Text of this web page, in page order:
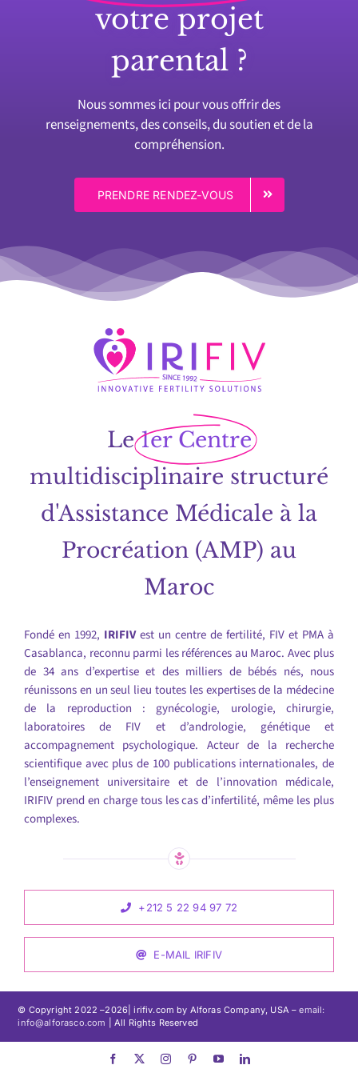
votre projet
parental ?
Nous sommes ici pour vous offrir des
renseignements, des conseils, du soutien et de la
compréhension.
PRENDRE RENDEZ-VOUS
Le 1er Centre
multidisciplinaire structuré
d'Assistance Médicale à la
Procréation (AMP) au
Maroc
Fondé en 1992, IRIFIVest un centre de fertilité, FIV et PMA à
Casablanca, reconnu parmi les références au Maroc. Avec plus
de 34 ans d’expertise et des milliers de bébés nés, nous
réunissons en un seul lieu toutes les expertises de la médecine
de la reproduction : gynécologie, urologie, chirurgie,
laboratoires de FIV et d’andrologie, génétique et
accompagnement psychologique. Acteur de la recherche
scientifique avec plus de 100 publications internationales, de
l’enseignement universitaire et de l’innovation médicale,
IRIFIV prend en charge tous les cas d’infertilité, même les plus
complexes.
+212 5 22 94 97 72
E-MAIL IRIFIV
© Copyright 2022 –2026| irifiv.com by Alforas Company, USA –email:
info@alforasco.com | All Rights Reserved